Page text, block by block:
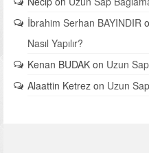
İbrahim Serhan BAYINDIR
Nasıl Yapılır?
Kenan BUDAK on Uzun
Alaattin Ketrez on Uzun